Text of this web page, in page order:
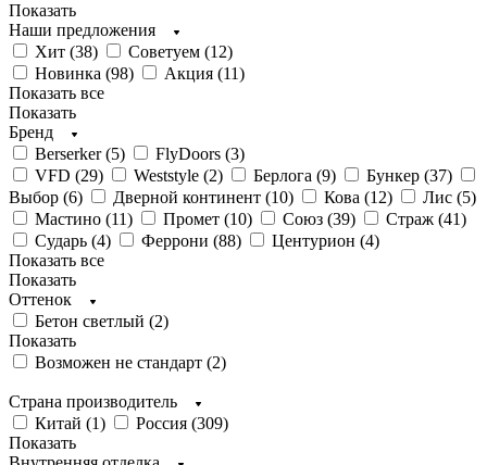
Показать
Наши предложения
Хит (38) Советуем (12)
Новинка (98) Акция (11)
Показать все
Показать
Бренд
Berserker (5) FlyDoors (3)
VFD (29) Weststyle (2) Берлога (9) Бункер (37)
Выбор (6) Дверной континент (10) Кова (12) Лис (5)
Мастино (11) Промет (10) Союз (39) Страж (41)
Сударь (4) Феррони (88) Центурион (4)
Показать все
Показать
Оттенок
Бетон светлый (2)
Показать
Возможен не стандарт (2)
Страна производитель
Китай (1) Россия (309)
Показать